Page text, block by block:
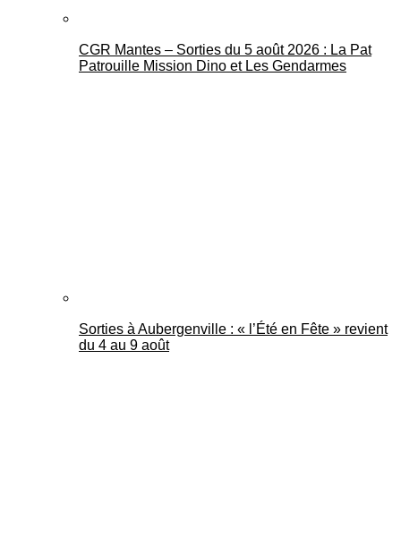
CGR Mantes – Sorties du 5 août 2026 : La Pat
Patrouille Mission Dino et Les Gendarmes
Sorties à Aubergenville : « l’Été en Fête » revient
du 4 au 9 août